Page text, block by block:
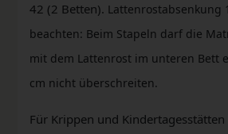
42 (2 Betten). Lattenrostabsenkung
beachten: Beim Stapeln darf die
mit dem Lattenrost im unteren Bett
cm nicht überschreiten.
Für Krippen und